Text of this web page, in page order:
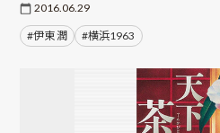
2016.06.29
#伊東 潤 #横浜1963